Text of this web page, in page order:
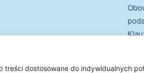
dostosowane do indywidualnych